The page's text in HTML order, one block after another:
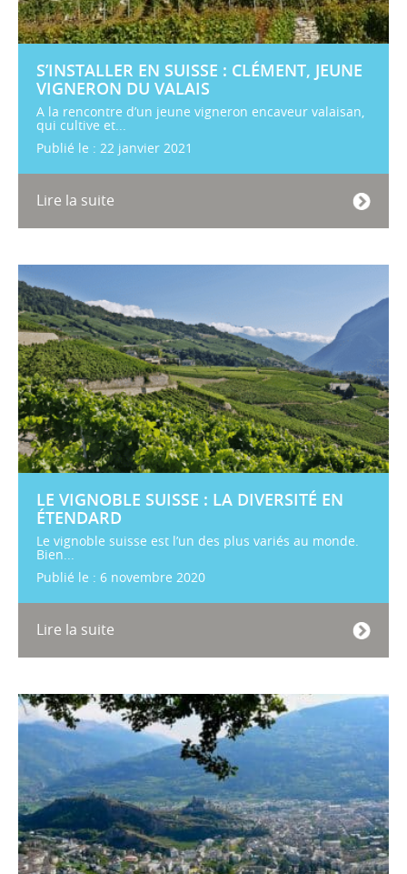
S’INSTALLER EN SUISSE : CLÉMENT, JEUNE
VIGNERON DU VALAIS
A la rencontre d’un jeune vigneron encaveur valaisan,
qui cultive et...
Publié le : 22 janvier 2021
Lire la suite
LE VIGNOBLE SUISSE : LA DIVERSITÉ EN
ÉTENDARD
Le vignoble suisse est l’un des plus variés au monde.
Bien...
Publié le : 6 novembre 2020
Lire la suite